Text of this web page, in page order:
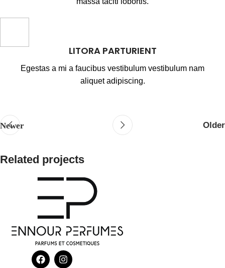
LITORA PARTURIENT
Egestas a mi a faucibus vestibulum vestibulum nam
aliquet adipiscing.
Newer Older
Related projects
Kitchen
Suspendisse quam at vestibulum